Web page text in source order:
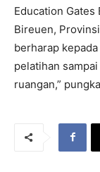
Education
Bireuen,
berharap
pelatihan
ruangan,”